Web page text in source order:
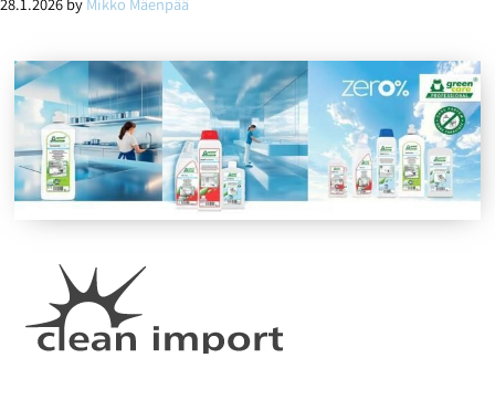
hienoille kivipinnoille.